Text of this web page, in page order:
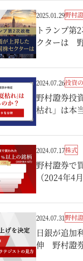
2025.01.29野村
トランプ第
クターは
2024.07.26投資
野村證券投
枯れ」は本
2024.07.17株式
野村證券で
（2024年4
2024.07.31野村
日銀が追加
伸 野村證